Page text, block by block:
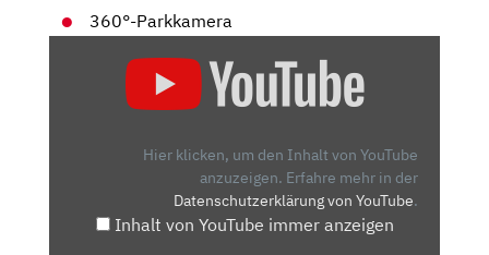
360°-Parkkamera
Hier klicken, um den Inhalt von YouTube
anzuzeigen. Erfahre mehr in der
Datenschutzerklärung von YouTube.
Inhalt von YouTube immer anzeigen